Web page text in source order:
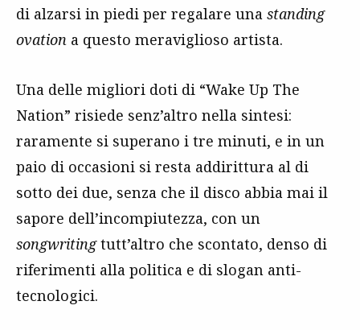
di alzarsi in piedi per regalare una standing
ovation a questo meraviglioso artista.
Una delle migliori doti di “Wake Up The
Nation” risiede senz’altro nella sintesi:
raramente si superano i tre minuti, e in un
paio di occasioni si resta addirittura al di
sotto dei due, senza che il disco abbia mai il
sapore dell’incompiutezza, con un
songwritingtutt’altro che scontato, denso di
riferimenti alla politica e di slogan anti-
tecnologici.